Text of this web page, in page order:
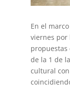
En el
viernes por
de la 1 de
cultural